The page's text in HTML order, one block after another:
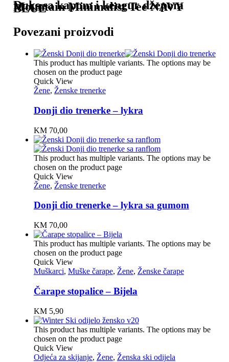
Duks sa kapom i kengur džepom
Mountain Minimalist Tee NAVY
BLUE
Povezani proizvodi
This product has multiple variants. The options may be
chosen on the product page
Quick View
Žene, Ženske trenerke
Donji dio trenerke – lykra
KM70,00
This product has multiple variants. The options may be
chosen on the product page
Quick View
Žene, Ženske trenerke
Donji dio trenerke – lykra sa gumom
KM70,00
This product has multiple variants. The options may be
chosen on the product page
Quick View
Muškarci, Muške čarape, Žene, Ženske čarape
Čarape stopalice – Bijela
KM5,90
This product has multiple variants. The options may be
chosen on the product page
Quick View
Odjeća za skijanje, Žene, Ženska ski odijela